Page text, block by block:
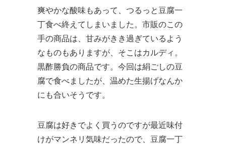
爽やかな酸味もあって、つるっと豆腐一
丁食べ終えてしまいました。市販のこの
手の商品は、甘みがきき過ぎているよう
なものもありますが、そこはカルディ。
黒酢勝負の商品です。今回は絹ごしの豆
腐で食べましたが、温めた生揚げなんか
にも合いそうです。
豆腐は好きでよく買うのですが最近味付
けがマンネリ気味だったので、豆腐一丁